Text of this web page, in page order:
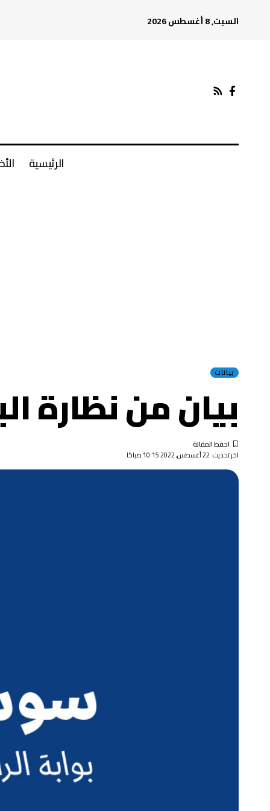
السبت, 8 أغسطس 2026
الرئيسية
بيانات
بيان من نظارة
اخر تحديث: 22 أغسطس, 2022 10:15 صباحًا